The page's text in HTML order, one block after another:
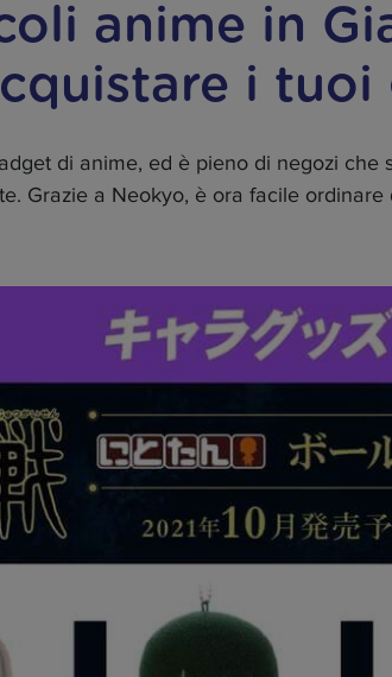
anime in
i tuoi
di anime, ed è pieno di negozi
Grazie a Neokyo, è ora facile